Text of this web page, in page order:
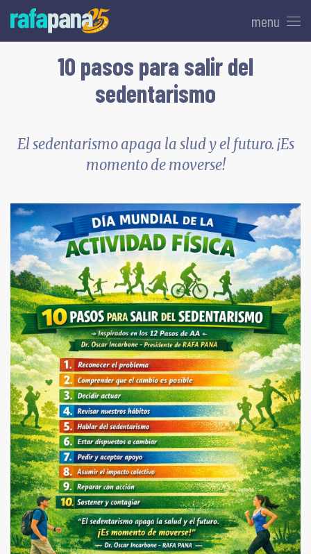
menu
10 pasos para salir del
sedentarismo
El sedentarismo apaga la slud y el futuro. ¡Es
momento de moverse!